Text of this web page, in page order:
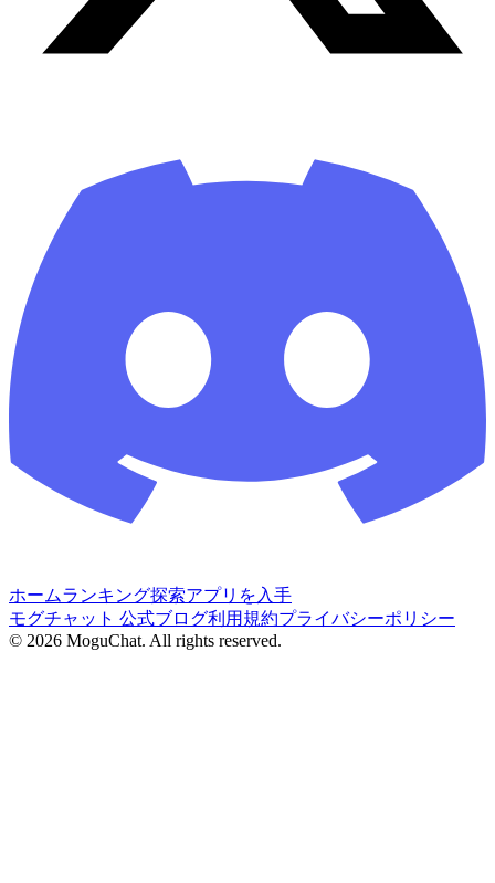
ホームランキング探索アプリを入手
モグチャット 公式ブログ利用規約プライバシーポリシー
© 2026 MoguChat. All rights reserved.